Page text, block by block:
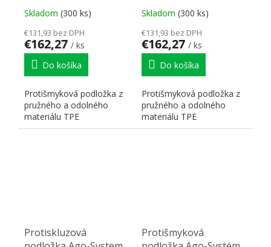
Skladom (300 ks)
€131,93 bez DPH
€162,27 / ks
Do košíka
Protišmyková podložka z
pružného a odolného
materiálu TPE
Skladom (300 ks)
€131,93 bez DPH
€162,27 / ks
Do košíka
Protišmyková podložka z
pružného a odolného
materiálu TPE
Protiskluzová
Protišmyková